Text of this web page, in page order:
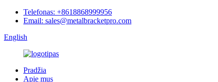
Telefonas: +8618868999956
Email: sales@metalbracketpro.com
English
Pradžia
Apie mus